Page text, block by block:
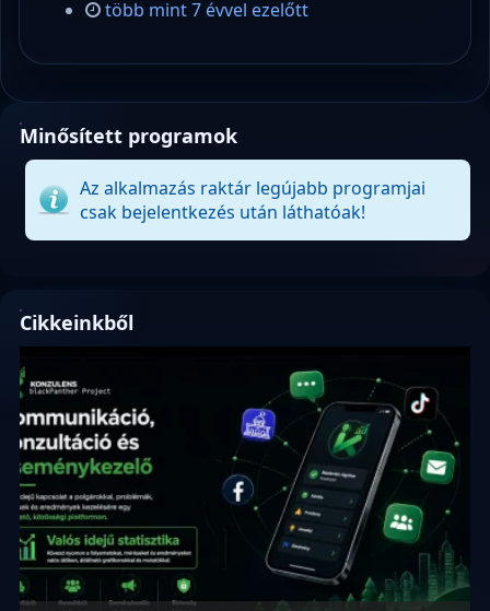
több mint 7 évvel ezelőtt
Minősített programok
Az alkalmazás raktár legújabb programjai
csak bejelentkezés után láthatóak!
Cikkeinkből